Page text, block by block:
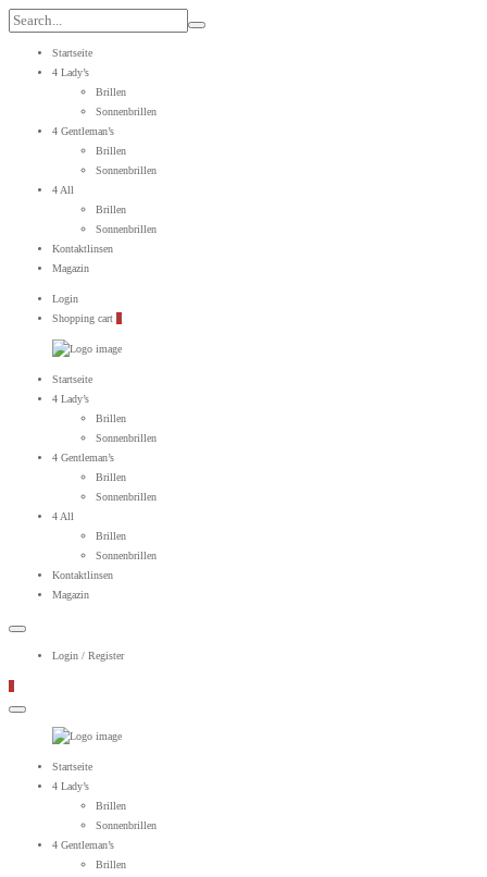
Search
for:
Startseite
4 Lady’s
Brillen
Sonnenbrillen
4 Gentleman’s
Brillen
Sonnenbrillen
4 All
Brillen
Sonnenbrillen
Kontaktlinsen
Magazin
Login
Shopping cart 0
Primary
Startseite
4 Lady’s
Brillen
Sonnenbrillen
4 Gentleman’s
Brillen
Sonnenbrillen
4 All
Brillen
Sonnenbrillen
Kontaktlinsen
Magazin
Login / Register
0
Primary
Startseite
4 Lady’s
Brillen
Sonnenbrillen
4 Gentleman’s
Brillen